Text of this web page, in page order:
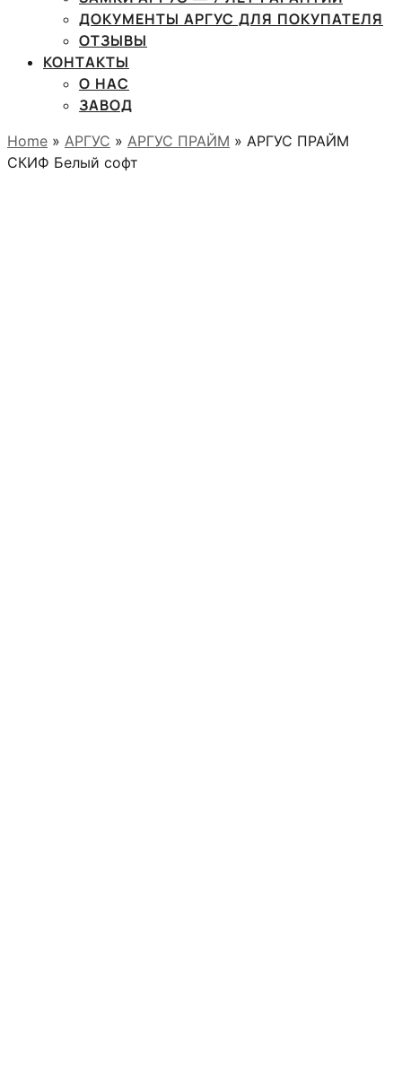
ДОКУМЕНТЫ АРГУС ДЛЯ ПОКУПАТЕЛЯ
ОТЗЫВЫ
КОНТАКТЫ
О НАС
ЗАВОД
Home » АРГУС » АРГУС ПРАЙМ » АРГУС ПРАЙМ
СКИФ Белый софт